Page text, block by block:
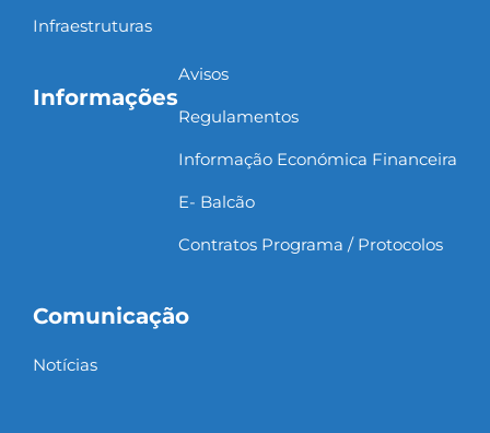
Infraestruturas
Informações
Avisos
Regulamentos
Informação Económica Financeira
E- Balcão
Contratos Programa / Protocolos
Comunicação
Notícias